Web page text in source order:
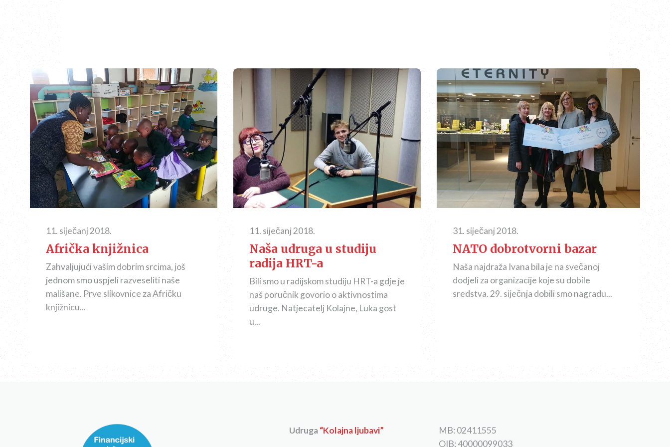
11. siječanj 2018.
Afrička knjižnica
Zahvaljujući vašim dobrim srcima, još
jednom smo uspjeli razveseliti naše
mališane. Prve slikovnice za Afričku
knjižnicu...
11. siječanj 2018.
Naša udruga u studiju
radija HRT-a
Bili smo u radijskom studiju HRT-a gdje je
naš poručnik govorio o aktivnostima
udruge. Natjecatelj Kolajne, Luka gost
u...
31. siječanj 2018.
NATO dobrotvorni bazar
Naša najdraža Ivana bila je na svečanoj
dodjeli za organizacije koje su dobile
sredstva. 29. siječnja dobili smo nagradu...
Udruga“Kolajna ljubavi”
MB: 02411555
OIB: 40000099033